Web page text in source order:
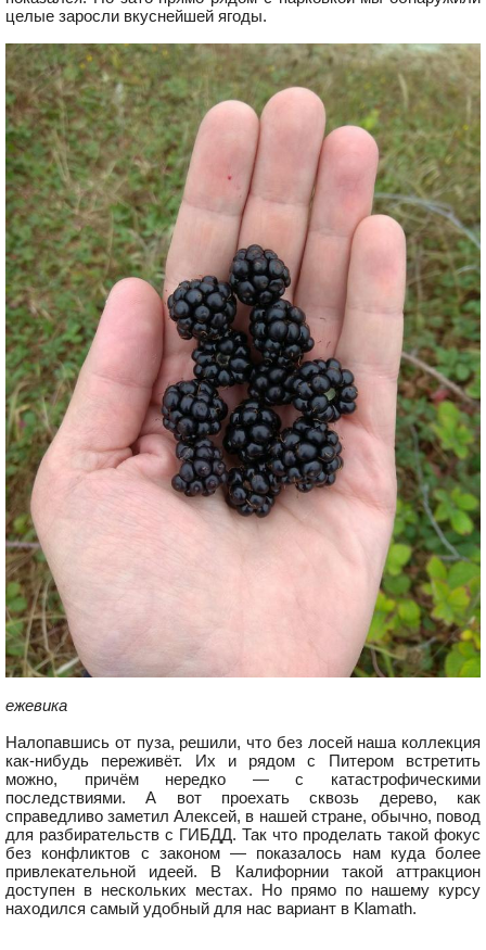
целые заросли вкуснейшей ягоды.
ежевика
Налопавшись от пуза, решили, что без лосей наша коллекция
как-нибудь переживёт. Их и рядом с Питером встретить
можно, причём нередко — с катастрофическими
последствиями. А вот проехать сквозь дерево, как
справедливо заметил Алексей, в нашей стране, обычно, повод
для разбирательств с ГИБДД. Так что проделать такой фокус
без конфликтов с законом — показалось нам куда более
привлекательной идеей. В Калифорнии такой аттракцион
доступен в нескольких местах. Но прямо по нашему курсу
находился самый удобный для нас вариант в Klamath.